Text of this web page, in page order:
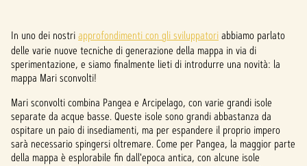
In uno dei nostriapprofondimenti con gli sviluppatoriabbiamo parlato
delle varie nuove tecniche di generazione della mappa in via di
sperimentazione, e siamo finalmente lieti di introdurre una novità: la
mappa Mari sconvolti!
Mari sconvolti combina Pangea e Arcipelago, con varie grandi isole
separate da acque basse. Queste isole sono grandi abbastanza da
ospitare un paio di insediamenti, ma per espandere il proprio impero
sarà necessario spingersi oltremare. Come per Pangea, la maggior parte
della mappa è esplorabile fin dall'epoca antica, con alcune isole